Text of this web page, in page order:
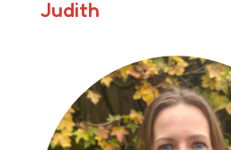
Judith